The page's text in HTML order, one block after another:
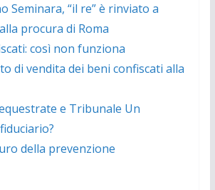
Seminara, “il re” è rinviato a
procura di Roma
così non funziona
di vendita dei beni confiscati alla
e Tribunale Un
della prevenzione